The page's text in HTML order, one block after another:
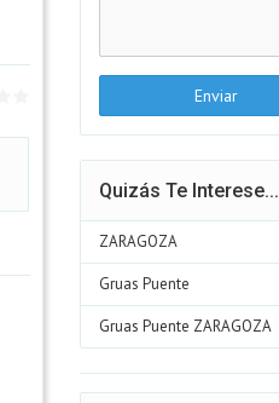
Enviar
Quizás Te Interese...
ZARAGOZA
Gruas Puente
Gruas Puente ZARAGOZA